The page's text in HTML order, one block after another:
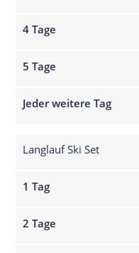
4 Tage
5 Tage
Jeder weitere Tag
1 Tag
2 Tage
Langlauf Ski Set